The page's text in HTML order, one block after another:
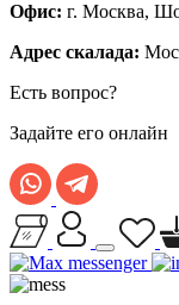
Офис: г. Москва,
Адрес скалада:
Есть вопрос?
Задайте его онлайн